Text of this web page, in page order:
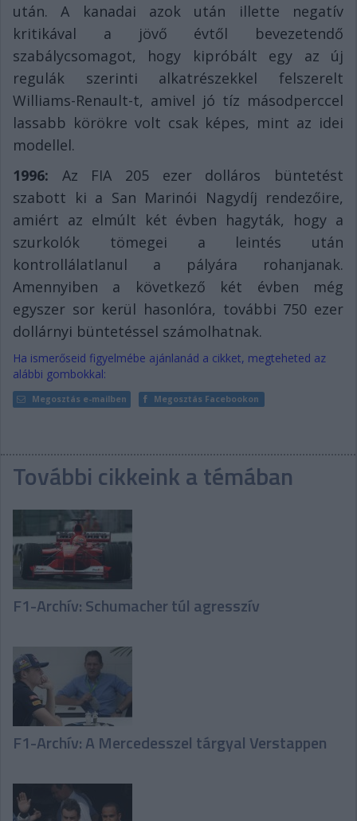
után. A kanadai azok után illette negatív
kritikával a jövő évtől bevezetendő
szabálycsomagot, hogy kipróbált egy az új
regulák szerinti alkatrészekkel felszerelt
Williams-Renault-t, amivel jó tíz másodperccel
lassabb körökre volt csak képes, mint az idei
modellel.
1996: Az FIA 205 ezer dolláros büntetést
szabott ki a San Marinói Nagydíj rendezőire,
amiért az elmúlt két évben hagyták, hogy a
szurkolók tömegei a leintés után
kontrollálatlanul a pályára rohanjanak.
Amennyiben a következő két évben még
egyszer sor kerül hasonlóra, további 750 ezer
dollárnyi büntetéssel számolhatnak.
Ha ismerőseid figyelmébe ajánlanád a cikket, megteheted az
alábbi gombokkal:
Megosztás e-mailben Megosztás Facebookon
További cikkeink a témában
F1-Archív: Schumacher túl agresszív
F1-Archív: A Mercedesszel tárgyal Verstappen